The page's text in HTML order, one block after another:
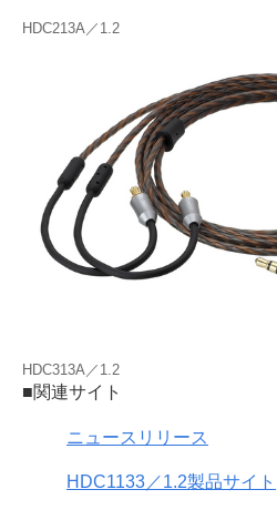
HDC213A／1.2
HDC313A／1.2
■関連サイト
ニュースリリース
HDC1133／1.2製品サイト